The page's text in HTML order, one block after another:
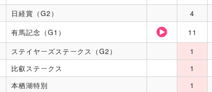
日経賞（G2） 4
有馬記念（G1） 11
ステイヤーズステークス（G2） 1
比叡ステークス 1
本栖湖特別 1